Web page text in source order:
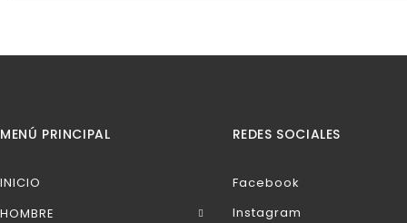
MENÚ PRINCIPAL
INICIO
HOMBRE
REDES SOCIALES
Facebook
Instagram